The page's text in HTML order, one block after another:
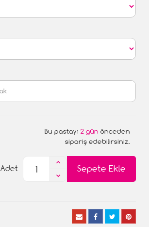
Bu pastayı 2 gün önceden
sipariş edebilirsiniz.
Sepete Ekle
Adet